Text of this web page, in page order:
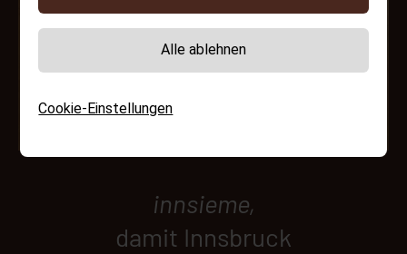
innsieme,
damit Innsbruck
Cookie-Einstellungen
Alle ablehnen